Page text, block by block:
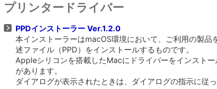
プリンタードライバー
PPDインストーラー Ver.1.2.0
本インストーラーはmacOS環境において、ご利用の製
述ファイル（PPD）をインストールするものです。
Appleシリコンを搭載したMacにドライバーをインスト
があります。
ダイアログが表示されたときは、ダイアログの指示に従